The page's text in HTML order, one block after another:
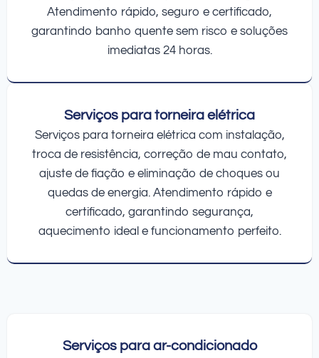
Atendimento rápido, seguro e certificado,
garantindo banho quente sem risco e soluções
imediatas 24 horas.
Serviços para torneira elétrica
Serviços para torneira elétrica com instalação,
troca de resistência, correção de mau contato,
ajuste de fiação e eliminação de choques ou
quedas de energia. Atendimento rápido e
certificado, garantindo segurança,
aquecimento ideal e funcionamento perfeito.
Serviços para ar-condicionado